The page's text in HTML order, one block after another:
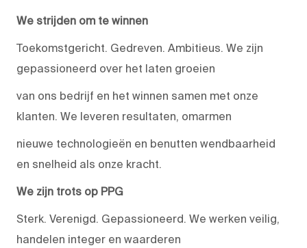
We strijden om te winnen
Toekomstgericht. Gedreven. Ambitieus. We zijn
gepassioneerd over het laten groeien
van ons bedrijf en het winnen samen met onze
klanten. We leveren resultaten, omarmen
nieuwe technologieën en benutten wendbaarheid
en snelheid als onze kracht.
We zijn trots op PPG
Sterk. Verenigd. Gepassioneerd. We werken veilig,
handelen integer en waarderen